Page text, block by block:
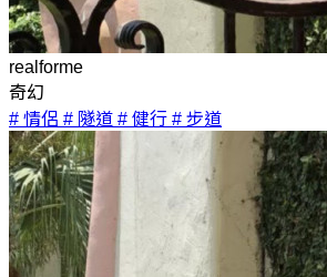
realforme
奇幻
# 情侶 # 隧道 # 健行 # 步道